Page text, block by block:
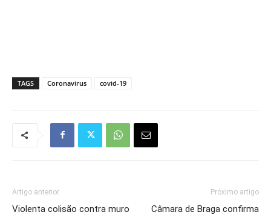
TAGS Coronavirus covid-19
Artigo anterior
Violenta colisão contra muro
Próximo artigo
Câmara de Braga confirma